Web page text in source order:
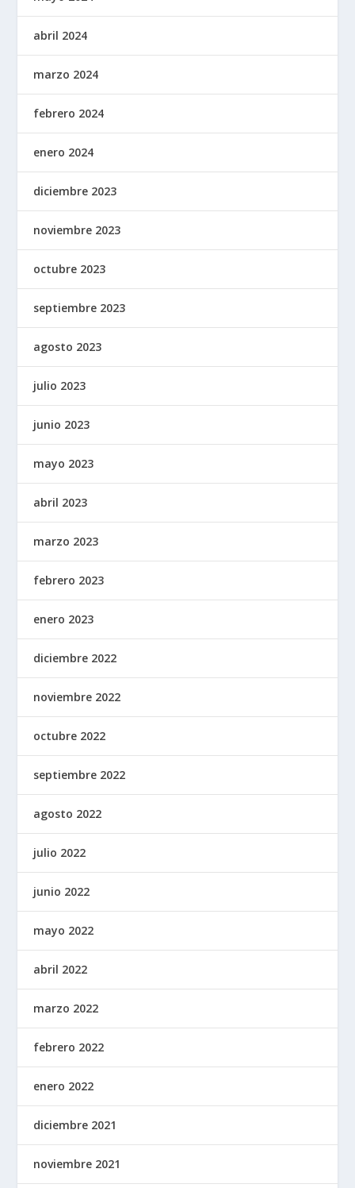
abril 2024
marzo 2024
febrero 2024
enero 2024
diciembre 2023
noviembre 2023
octubre 2023
septiembre 2023
agosto 2023
julio 2023
junio 2023
mayo 2023
abril 2023
marzo 2023
febrero 2023
enero 2023
diciembre 2022
noviembre 2022
octubre 2022
septiembre 2022
agosto 2022
julio 2022
junio 2022
mayo 2022
abril 2022
marzo 2022
febrero 2022
enero 2022
diciembre 2021
noviembre 2021